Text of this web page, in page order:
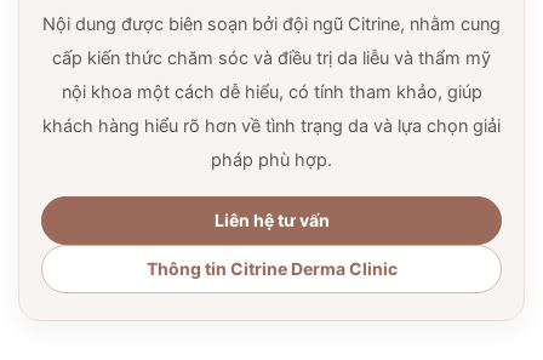
Nội dung được biên soạn bởi đội ngũ Citrine, nhằm cung
cấp kiến thức chăm sóc và điều trị da liễu và thẩm mỹ
nội khoa một cách dễ hiểu, có tính tham khảo, giúp
khách hàng hiểu rõ hơn về tình trạng da và lựa chọn giải
pháp phù hợp.
Liên hệ tư vấn
Thông tin Citrine Derma Clinic